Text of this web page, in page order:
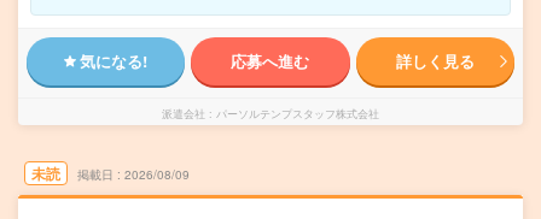
気になる! 応募へ進む 詳しく見る
派遣会社 パーソルテンプスタッフ株式会社
未読 掲載日 2026/08/09